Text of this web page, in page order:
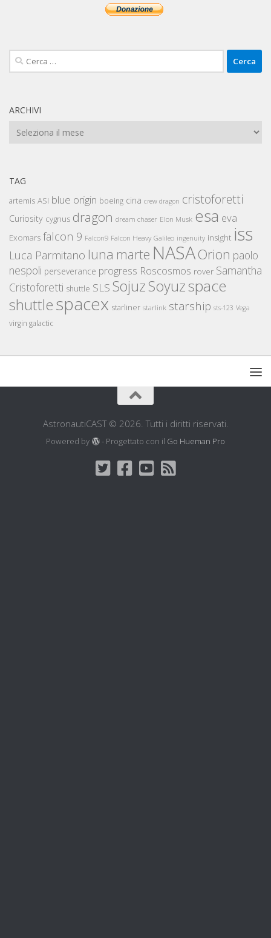
Ricerca
per:
ARCHIVI
Archivi
TAG
artemis ASI blue origin boeing cina crew dragon cristoforetti
Curiosity cygnus dragon dream chaser Elon Musk esa eva
Exomars falcon 9 Falcon9 Falcon Heavy Galileo ingenuity insight iss
Luca Parmitano luna marte NASAOrion paolo
nespoli perseverance progress Roscosmos rover Samantha
Cristoforetti shuttle SLS SojuzSoyuzspace
shuttlespacex starliner starlink starship sts-123 Vega
virgin galactic
AstronautiCAST © 2026. Tutti i diritti riservati.
Powered by - Progettato con il Go Hueman Pro